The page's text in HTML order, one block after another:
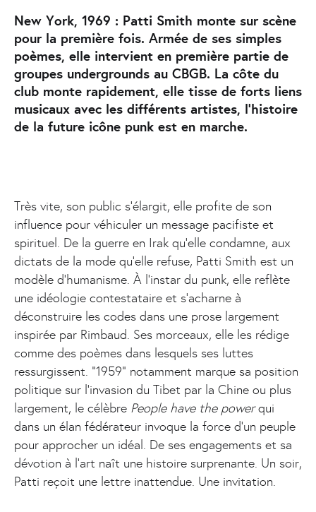
New York, 1969 : Patti Smith monte sur scène
pour la première fois. Armée de ses simples
poèmes, elle intervient en première partie de
groupes undergrounds au CBGB. La côte du
club monte rapidement, elle tisse de forts liens
musicaux avec les différents artistes, l'histoire
de la future icône punk est en marche.
Très vite, son public s’élargit, elle profite de son
influence pour véhiculer un message pacifiste et
spirituel. De la guerre en Irak qu’elle condamne, aux
dictats de la mode qu’elle refuse, Patti Smith est un
modèle d'humanisme. À l'instar du punk, elle reflète
une idéologie contestataire et s’acharne à
déconstruire les codes dans une prose largement
inspirée par Rimbaud. Ses morceaux, elle les rédige
comme des poèmes dans lesquels ses luttes
ressurgissent. "1959" notamment marque sa position
politique sur l'invasion du Tibet par la Chine ou plus
largement, le célèbre People have the powerqui
dans un élan fédérateur invoque la force d'un peuple
pour approcher un idéal. De ses engagements et sa
dévotion à l’art naît une histoire surprenante. Un soir,
Patti reçoit une lettre inattendue. Une invitation.